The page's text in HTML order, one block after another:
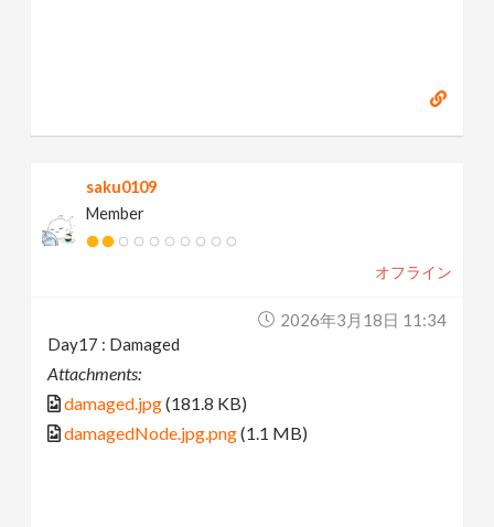
saku0109
Member
オフライン
2026年3月18日 11:34
Day17 : Damaged
Attachments:
damaged.jpg(181.8 KB)
damagedNode.jpg.png(1.1 MB)